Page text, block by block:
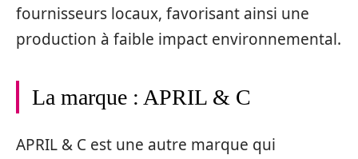
fournisseurs locaux, favorisant ainsi une
production à faible impact environnemental.
La marque : APRIL & C
APRIL & C est une autre marque qui